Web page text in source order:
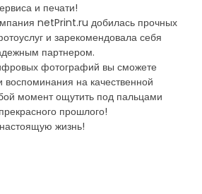
и печати!
netPrint.ru добилась прочных
и зарекомендовала себя
партнером.
фотографий вы сможете
воспоминания на качественной
момент ощутить под пальцами
прошлого!
жизнь!